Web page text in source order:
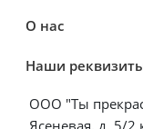
О нас
Наши
ООО "Ты
Ясеневая, д. 5/2